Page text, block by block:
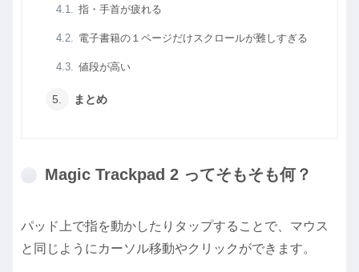
指・手首が疲れる
電子書籍の１ページだけスクロールが難しすぎる
値段が高い
まとめ
Magic Trackpad 2 ってそもそも何？
パッド上で指を動かしたりタップすることで、マウス
と同じようにカーソル移動やクリックができます。